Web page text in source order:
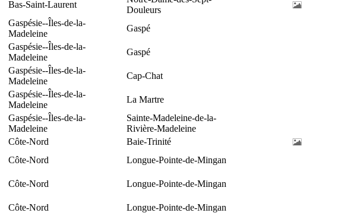
Bas-Saint-Laurent
Douleurs
Gaspésie--Îles-de-la-
Madeleine
Gaspé
Gaspésie--Îles-de-la-
Madeleine
Gaspé
Gaspésie--Îles-de-la-
Madeleine
Cap-Chat
Gaspésie--Îles-de-la-
Madeleine
La Martre
Gaspésie--Îles-de-la-
Madeleine
Sainte-Madeleine-de-la-
Rivière-Madeleine
Côte-Nord
Baie-Trinité
Côte-Nord Longue-Pointe-de-Mingan
Côte-Nord Longue-Pointe-de-Mingan
Côte-Nord Longue-Pointe-de-Mingan